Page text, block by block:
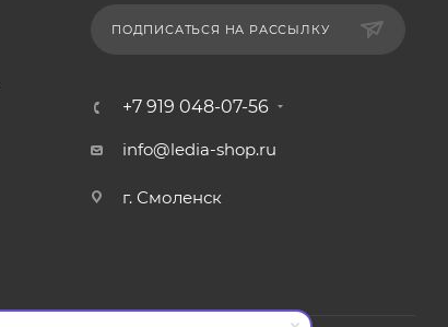
ПОДПИСАТЬСЯ НА РАССЫЛКУ
+7 919 048-07-56
info@ledia-shop.ru
г. Смоленск